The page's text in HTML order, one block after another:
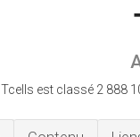
Tcells est classé 2 888